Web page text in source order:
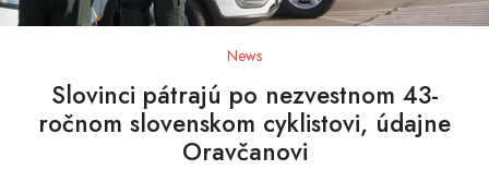
News
Slovinci pátrajú po nezvestnom 43-
ročnom slovenskom cyklistovi, údajne
Oravčanovi